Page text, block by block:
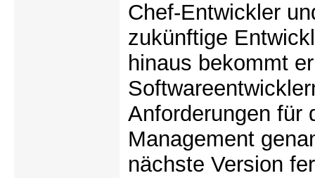
Chef-Entwickler
zukünftige
hinaus bekommt
Anforderungen für
Management
nächste Version